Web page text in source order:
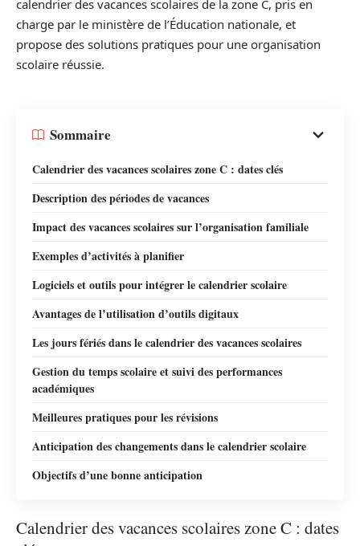
calendrier des vacances scolaires de la zone C, pris en
charge par le ministère de l’Éducation nationale, et
propose des solutions pratiques pour une organisation
scolaire réussie.
Sommaire
Calendrier des vacances scolaires zone C : dates clés
Description des périodes de vacances
Impact des vacances scolaires sur l’organisation familiale
Exemples d’activités à planifier
Logiciels et outils pour intégrer le calendrier scolaire
Avantages de l’utilisation d’outils digitaux
Les jours fériés dans le calendrier des vacances scolaires
Gestion du temps scolaire et suivi des performances
académiques
Meilleures pratiques pour les révisions
Anticipation des changements dans le calendrier scolaire
Objectifs d’une bonne anticipation
Calendrier des vacances scolaires zone C : dates